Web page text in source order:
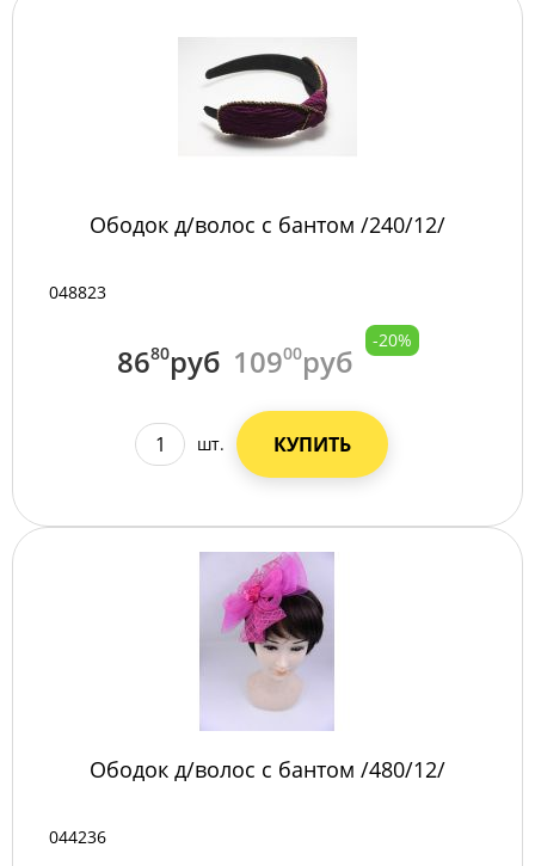
Ободок д/волос с бантом /240/12/
048823
8680руб 10900руб
-20%
шт. КУПИТЬ
Ободок д/волос с бантом /480/12/
044236